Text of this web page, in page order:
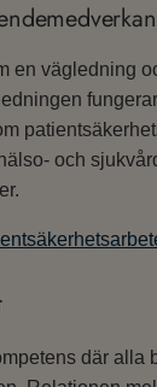
en vägledning
och
där alla